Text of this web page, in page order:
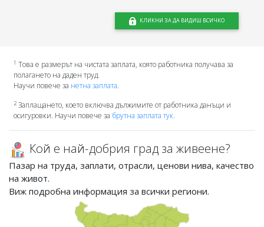
КЛИКНИ ЗА ДА ВИДИШ ВСИЧКО
1 Това е размерът на чистата заплата, която работника получава за
полагането на даден труд.
Научи повече за нетна заплата.
2Заплащането, което включва дължимите от работника данъци и
осигуровки. Научи повече за брутна заплата тук.
Кой е най-добрия град за живеене?
Пазар на труда, заплати, отрасли, ценови нива, качество
на живот.
Виж подробна информация за всички региони.